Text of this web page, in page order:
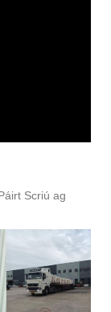
Scriú ag